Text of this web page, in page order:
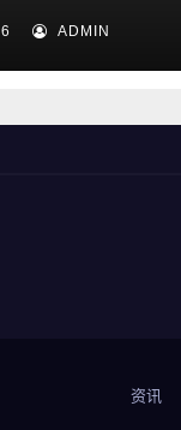
池
ADMIN
资讯